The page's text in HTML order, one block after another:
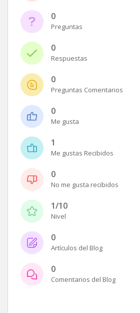
0
Preguntas
0
Respuestas
0
Preguntas Comentarios
0
Me gusta
1
Me gustas Recibidos
0
No me gusta recibidos
1/10
Nivel
0
Artículos del Blog
0
Comentarios del Blog